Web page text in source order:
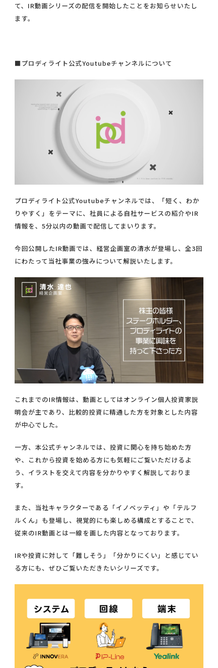
て、IR動画シリーズの配信を開始したことをお知らせいたし
ます。
■プロディライト公式Youtubeチャンネルについて
プロディライト公式Youtubeチャンネルでは、「短く、わか
りやすく」をテーマに、社員による自社サービスの紹介やIR
情報を、5分以内の動画で配信してまいります。
今回公開したIR動画では、経営企画室の清水が登場し、全3回
にわたって当社事業の強みについて解説いたします。
これまでのIR情報は、動画としてはオンライン個人投資家説
明会が主であり、比較的投資に精通した方を対象とした内容
が中心でした。
一方、本公式チャンネルでは、投資に関心を持ち始めた方
や、これから投資を始める方にも気軽にご覧いただけるよ
う、イラストを交えて内容を分かりやすく解説しておりま
す。
また、当社キャラクターである「イノベッティ」や「テルフ
ルくん」も登場し、視覚的にも楽しめる構成とすることで、
従来のIR動画とは一線を画した内容となっております。
IRや投資に対して「難しそう」「分かりにくい」と感じてい
る方にも、ぜひご覧いただきたいシリーズです。